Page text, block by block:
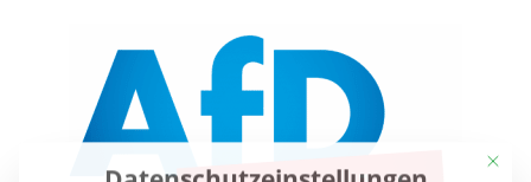
Datenschutzeinstellungen
Wir nutzen Cookies auf unserer Website. Einige von ihnen sind
essenziell, während andere uns helfen, diese Website und Ihre